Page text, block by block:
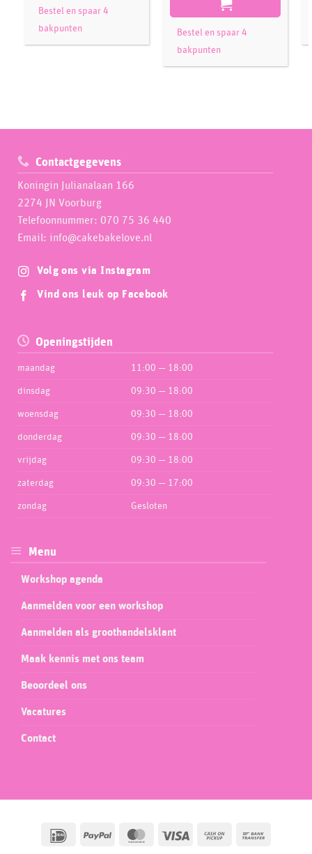
Bestel en spaar 4
bakpunten
Bestel en spaar 4
bakpunten
Contactgegevens
Koningin Julianalaan 166
2274 JN Voorburg
Telefoonnummer: 070 75 36 440
Email: info@cakebakelove.nl
Volg ons via Instagram
Vind ons leuk op Facebook
Openingstijden
maandag 11:00 — 18:00
dinsdag 09:30 — 18:00
woensdag 09:30 — 18:00
donderdag 09:30 — 18:00
vrijdag 09:30 — 18:00
zaterdag 09:30 — 17:00
zondag Gesloten
Menu
Workshop agenda
Aanmelden voor een workshop
Aanmelden als groothandelsklant
Maak kennis met ons team
Beoordeel ons
Vacatures
Contact
IDeal PayPal MasterCardVisa
Cash